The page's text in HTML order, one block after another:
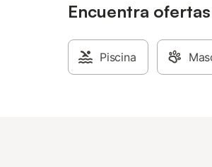
Encuentra ofertas
Piscina